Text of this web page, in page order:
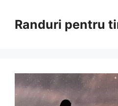
conținutRanduri pentru